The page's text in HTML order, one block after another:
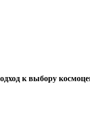
к выбору